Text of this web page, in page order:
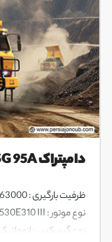
دامپتراک PSG 95A
ظرفیت بارگیری : 63000 کیلوگرم
نوع موتور : WP13G530E310 III
نوع گیربکس : اتوماتیک